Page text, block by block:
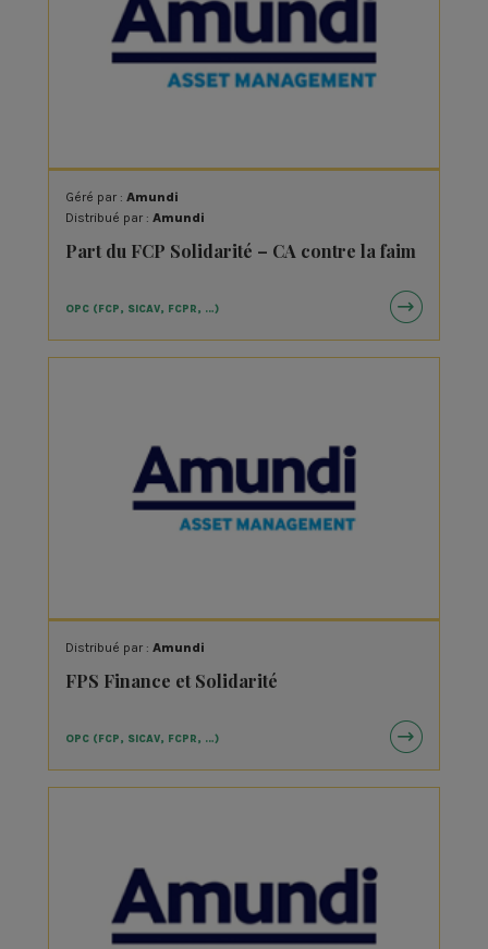
Géré par : Amundi
Distribué par : Amundi
Part du FCP Solidarité – CA contre la faim
OPC (FCP, SICAV, FCPR, …)
Distribué par : Amundi
FPS Finance et Solidarité
OPC (FCP, SICAV, FCPR, …)